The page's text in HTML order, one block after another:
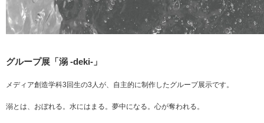
グループ展「溺 -deki-」
メディア創造学科3回生の3人が、自主的に制作したグループ展示です。
溺とは、おぼれる。水にはまる。夢中になる。心が奪われる。